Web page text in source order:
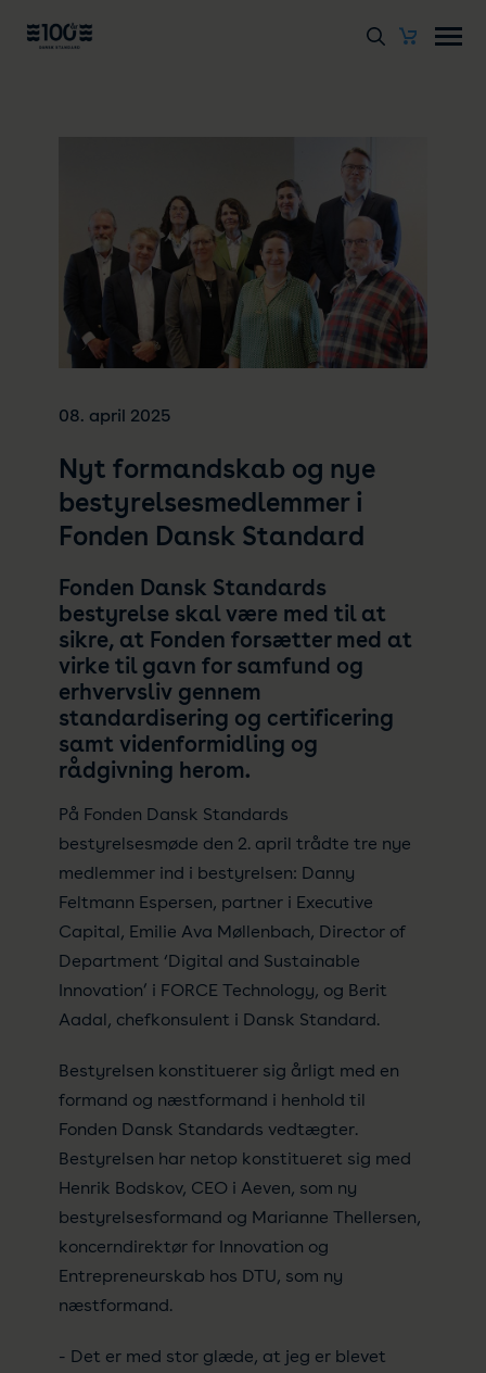
08. april 2025
Nyt formandskab og nye
bestyrelsesmedlemmer i
Fonden Dansk Standard
Fonden Dansk Standards
bestyrelse skal være med til at
sikre, at Fonden forsætter med at
virke til gavn for samfund og
erhvervsliv gennem
standardisering og certificering
samt videnformidling og
rådgivning herom.
På Fonden Dansk Standards
bestyrelsesmøde den 2. april trådte tre nye
medlemmer ind i bestyrelsen: Danny
Feltmann Espersen, partner i Executive
Capital, Emilie Ava Møllenbach, Director of
Department ‘Digital and Sustainable
Innovation’ i FORCE Technology, og Berit
Aadal, chefkonsulent i Dansk Standard.
Bestyrelsen konstituerer sig årligt med en
formand og næstformand i henhold til
Fonden Dansk Standards vedtægter.
Bestyrelsen har netop konstitueret sig med
Henrik Bodskov, CEO i Aeven, som ny
bestyrelsesformand og Marianne Thellersen,
koncerndirektør for Innovation og
Entrepreneurskab hos DTU, som ny
næstformand.
- Det er med stor glæde, at jeg er blevet